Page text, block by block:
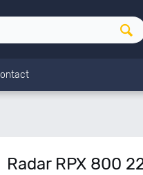
Radar RPX 800